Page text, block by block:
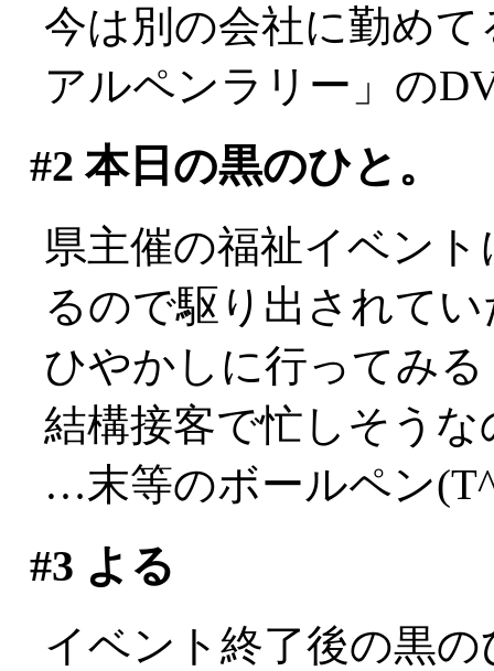
今は別の会社に勤め
アルペンラリー」の
#2 本日の黒のひと。
県主催の福祉イベン
るので駆り出されて
ひやかしに行ってみ
結構接客で忙しそう
…末等のボールペン
#3 よる
イベント終了後の黒